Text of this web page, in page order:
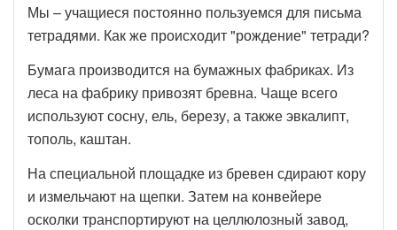
Мы – учащиеся постоянно пользуемся для письма
тетрадями. Как же происходит "рождение" тетради?
Бумага производится на бумажных фабриках. Из
леса на фабрику привозят бревна. Чаще всего
используют сосну, ель, березу, а также эвкалипт,
тополь, каштан.
На специальной площадке из бревен сдирают кору
и измельчают на щепки. Затем на конвейере
осколки транспортируют на целлюлозный завод,